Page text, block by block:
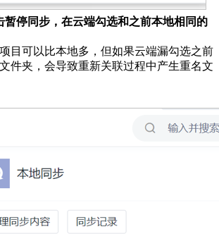
暂停同步，在云端勾选和之前本地相同的
目可以比本地多，但如果云端漏勾选之前
件夹，会导致重新关联过程中产生重名文